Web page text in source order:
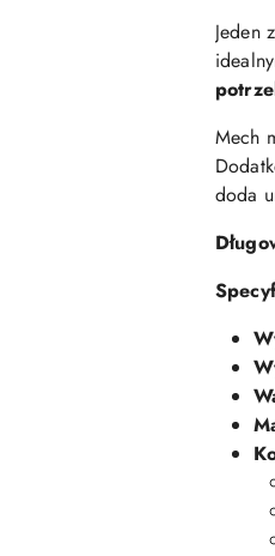
Jeden
Mech
doda